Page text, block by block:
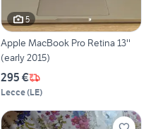
5
Apple MacBook Pro Retina 13''
(early 2015)
295 €
Lecce(LE)